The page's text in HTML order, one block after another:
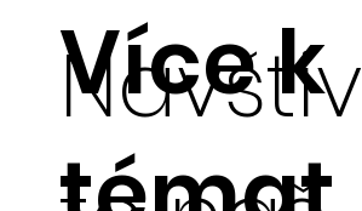
Více k
Navštiv